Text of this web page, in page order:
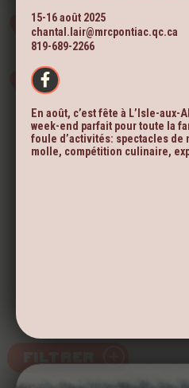
15-16 août 2025
chantal.lair@mrcpontiac.qc.ca
819-689-2266
En août, c’est fête à L’Isle-
week-end parfait pour toute la
foule d’activités: spectacles
molle, compétition culinaire,